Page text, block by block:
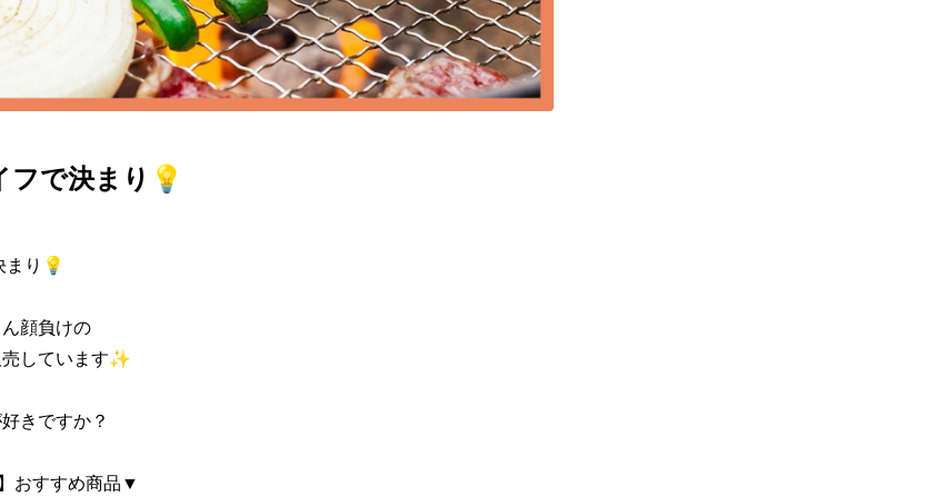
フで決まり💡
まり💡
顔負けの
しています✨
きですか？
おすすめ商品▼